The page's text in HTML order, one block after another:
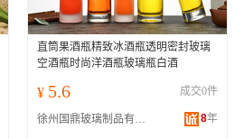
直筒果酒瓶精致冰酒瓶透明密封玻璃
空酒瓶时尚洋酒瓶玻璃瓶白酒
¥ 5.6 成交0件
徐州国鼎玻璃制品有限公司 8年